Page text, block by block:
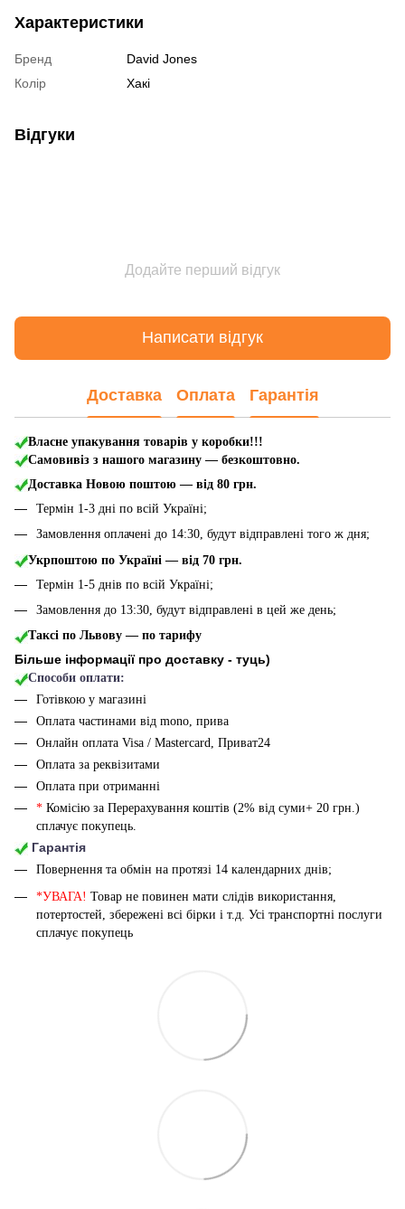
Характеристики
Бренд
David Jones
Колір
Хакі
Відгуки
Додайте перший відгук
Написати відгук
Доставка Оплата Гарантія
Власне упакування товарів у коробки!!!
Самовивіз з нашого магазину — безкоштовно.
Доставка Новою поштою — від 80 грн.
Термін 1-3 дні по всій Україні;
Замовлення оплачені до 14:30, будут відправлені того ж дня;
Укрпоштою по Україні — від 70 грн.
Термін 1-5 днів по всій Україні;
Замовлення до 13:30, будут відправлені в цей же день;
Таксі по Львову — по тарифу
Більше інформації про доставку - туць)
Способи оплати:
Готівкою у магазині
Оплата частинами від mono, прива
Онлайн оплата Visa / Mastercard, Приват24
Оплата за реквізитами
Оплата при отриманні
* Комісію за Перерахування коштів (2% від суми+ 20 грн.)
сплачує покупець.
Гарантія
Повернення та обмін на протязі 14 календарних днів;
*УВАГА! Товар не повинен мати слідів використання,
потертостей, збережені всі бірки і т.д. Усі транспортні послуги
сплачує покупець